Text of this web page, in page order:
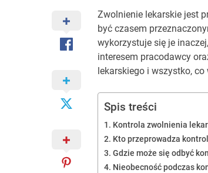
Zwolnienie lekarskie jest
być czasem
wykorzystuje się je
interesem pracodawcy
lekarskiego i wszystko,
Spis treści
Kontrola zwolnienia
Kto przeprowadza
Gdzie może się odbyć
Nieobecność podczas